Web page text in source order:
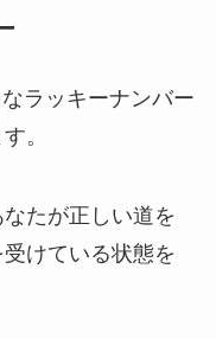
ラッキーナンバー
。
たが正しい道を
けている状態を